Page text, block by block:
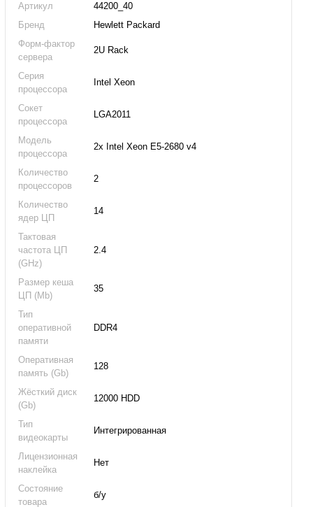
Артикул
44200_40
Бренд
Hewlett Packard
Форм-фактор
сервера
2U Rack
Серия
процессора
Intel Xeon
Сокет
процессора
LGA2011
Модель
процессора
2x Intel Xeon E5-2680 v4
Количество
процессоров
2
Количество
ядер ЦП
14
Тактовая
частота ЦП
(GHz)
2.4
Размер кеша
ЦП (Mb)
35
Тип
оперативной
памяти
DDR4
Оперативная
память (Gb)
128
Жёсткий диск
(Gb)
12000 HDD
Тип
видеокарты
Интегрированная
Лицензионная
наклейка
Нет
Состояние
товара
б/у